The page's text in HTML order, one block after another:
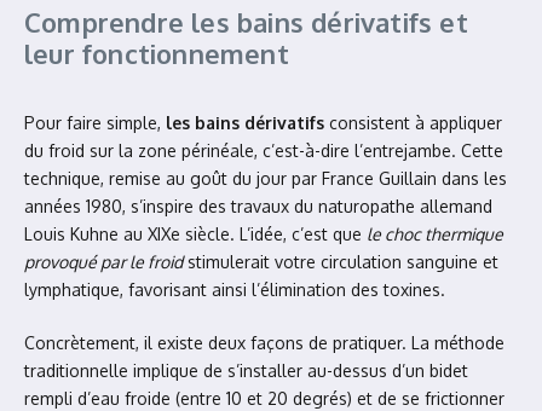
Comprendre les bains dérivatifs et
leur fonctionnement
Pour faire simple, les bains dérivatifs consistent à appliquer
du froid sur la zone périnéale, c’est-à-dire l’entrejambe. Cette
technique, remise au goût du jour par France Guillain dans les
années 1980, s’inspire des travaux du naturopathe allemand
Louis Kuhne au XIXe siècle. L’idée, c’est que le choc thermique
provoqué par le froidstimulerait votre circulation sanguine et
lymphatique, favorisant ainsi l’élimination des toxines.
Concrètement, il existe deux façons de pratiquer. La méthode
traditionnelle implique de s’installer au-dessus d’un bidet
rempli d’eau froide (entre 10 et 20 degrés) et de se frictionner